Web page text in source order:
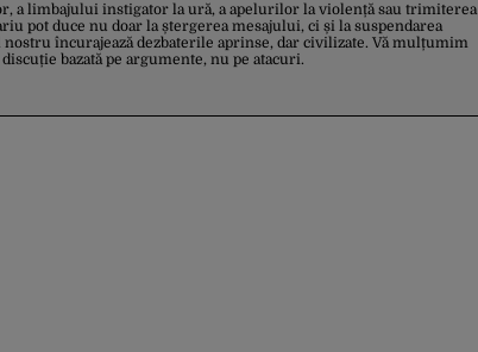
a limbajului instigator la ură, a apelurilor la violență sau trimiterea
pot duce nu doar la ștergerea mesajului, ci și la suspendarea
încurajează dezbaterile aprinse, dar civilizate. Vă mulțumim
bazată pe argumente, nu pe atacuri.